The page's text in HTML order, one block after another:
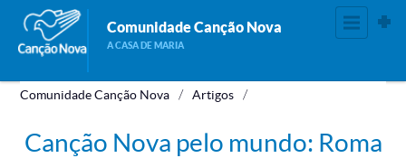
Comunidade Canção Nova
A CASA DE MARIA
Comunidade Canção Nova Artigos
Canção Nova pelo mundo: Roma